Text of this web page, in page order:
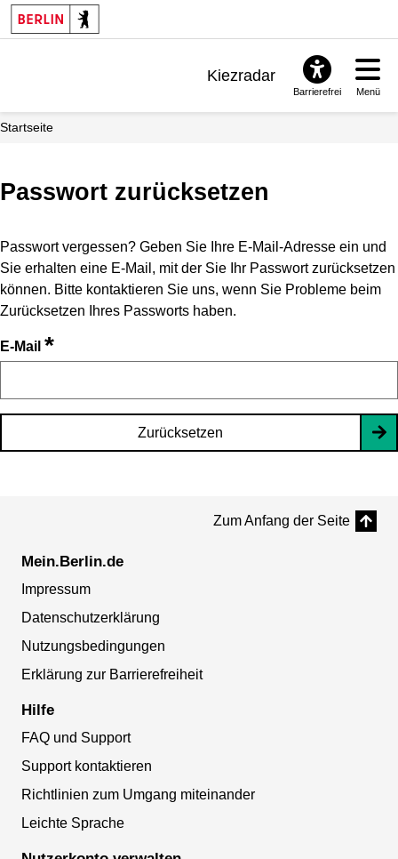
Kiezradar
Barrierefrei Menü
Startseite
Passwort zurücksetzen
Passwort vergessen? Geben Sie Ihre E-Mail-Adresse ein und
Sie erhalten eine E-Mail, mit der Sie Ihr Passwort zurücksetzen
können. Bitte kontaktieren Sie uns, wenn Sie Probleme beim
Zurücksetzen Ihres Passworts haben.
E-Mail *
Zurücksetzen
Zum Anfang der Seite
Mein.Berlin.de
Impressum
Datenschutzerklärung
Nutzungsbedingungen
Erklärung zur Barrierefreiheit
Hilfe
FAQ und Support
Support kontaktieren
Richtlinien zum Umgang miteinander
Leichte Sprache